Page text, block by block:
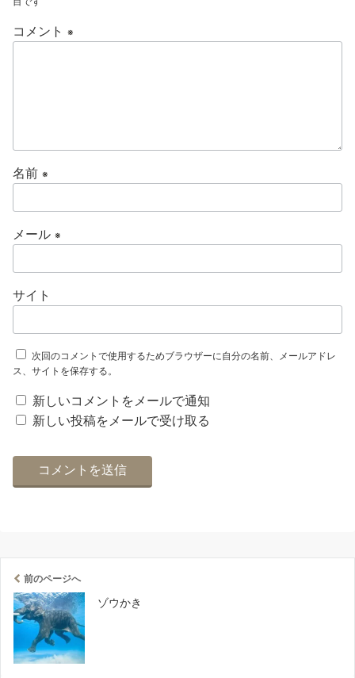
コメント ※
名前 ※
メール ※
サイト
次回のコメントで使用するためブラウザーに自分の名前、メールアドレ
ス、サイトを保存する。
新しいコメントをメールで通知
新しい投稿をメールで受け取る
前のページへ
ゾウかき